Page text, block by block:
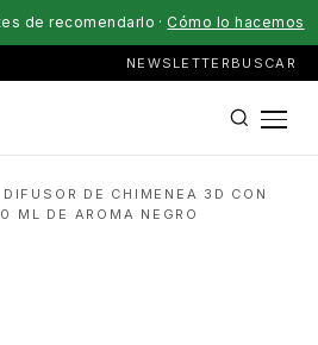
de recomendarlo · Cómo lo hacemos
NEWSLETTER BUSCAR
DIFUSOR DE CHIMENEA 3D CON
ML DE AROMA NEGRO